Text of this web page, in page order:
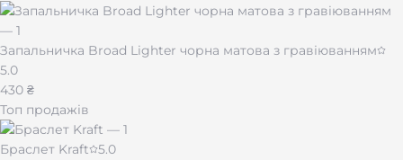
Запальничка Broad Lighter чорна матова з гравіюванням
5.0
430 ₴
Топ продажів
Браслет Kraft
5.0